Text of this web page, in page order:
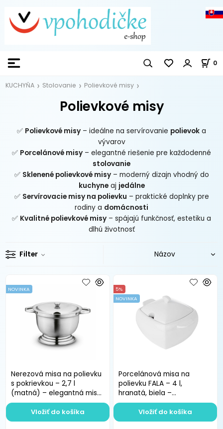
0
KUCHYŇA Stolovanie Polievkové misy
Polievkové misy
✅ Polievkové misy – ideálne na servírovanie polievok a
vývarov
✅ Porcelánové misy – elegantné riešenie pre každodenné
stolovanie
✅ Sklenené polievkové misy– moderný dizajn vhodný do
kuchyneaj jedálne
✅ Servírovacie misy na polievku – praktické doplnky pre
rodiny a domácnosti
✅ Kvalitné polievkové misy – spájajú funkčnosť, estetiku a
dlhú životnosť
Filter
Nerezová misa na polievku
s pokrievkou – 2,7 l
(matná) – elegantná misa
na servírovanie
NOVINKA
Vložiť do košíka
Porcelánová misa na
polievku FALA – 4 l,
hranatá, biela –
porcelánová misa s
pokrievkou
5%
NOVINKA
Vložiť do košíka